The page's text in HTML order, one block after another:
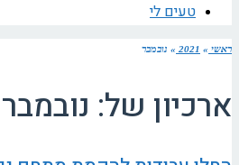
טעים לי
ראשי »
2021
» נובמבר
ארכיון של: נובמבר 2021